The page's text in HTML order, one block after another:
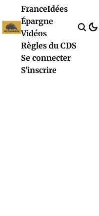
FranceIdées
Épargne
Vidéos
Règles du CDS
Se connecter
S'inscrire